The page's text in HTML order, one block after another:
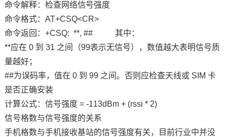
命令解释：检查网络信号强度
命令格式：AT+CSQ<CR>
命令返回：+CSQ: **, ## 其中：
**应在 0 到 31 之间（99表示无信号），数值越大表明信号质
量越好；
##为误码率，值在 0 到 99 之间。否则应检查天线或 SIM 卡
是否正确安装
计算公式：信号强度 = -113dBm + (rssi * 2)
信号格数与信号强度的关系
手机格数与手机接收基站的信号强度有关，目前行业中并没